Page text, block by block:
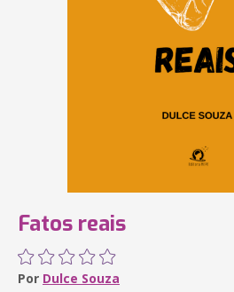
Fatos reais
Por Dulce Souza